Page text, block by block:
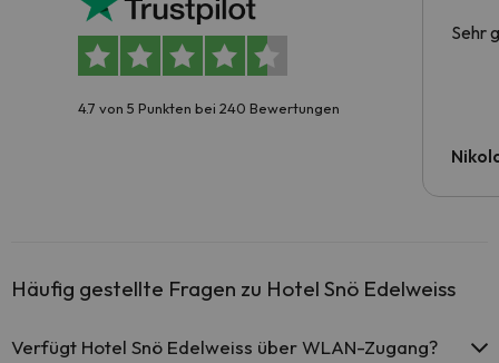
4.7 von 5 Punkten bei 240 Bewertungen
Sehr
Häufig gestellte Fragen zu Hotel Snö Edelweiss
Verfügt Hotel Snö Edelweiss über WLAN-Zugang?